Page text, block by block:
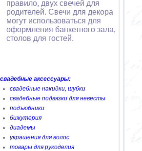
правило, двух свечей для
родителей. Свечи для декора
могут использоваться для
оформления банкетного зала,
столов для гостей.
свадебные аксессуары:
свадебные накидки, шубки
свадебные подвязки для невесты
подъюбники
бижутерия
диадемы
украшения для волос
товары для рукоделия